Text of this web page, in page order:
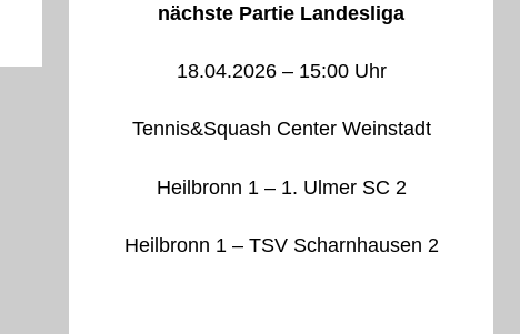
nächste Partie Landesliga
18.04.2026 – 15:00 Uhr
Tennis&Squash Center Weinstadt
Heilbronn 1 – 1. Ulmer SC 2
Heilbronn 1 – TSV Scharnhausen 2